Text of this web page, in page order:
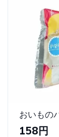
おいもの
158円